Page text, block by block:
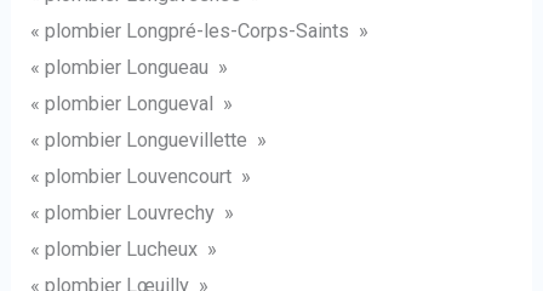
« plombier Longpré-les-Corps-Saints »
« plombier Longueau »
« plombier Longueval »
« plombier Longuevillette »
« plombier Louvencourt »
« plombier Louvrechy »
« plombier Lucheux »
« plombier Lœuilly »